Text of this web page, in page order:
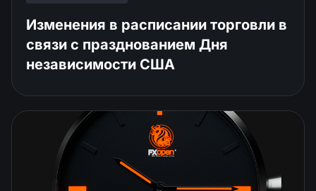
Изменения в расписании торговли в
связи с празднованием Дня
независимости США